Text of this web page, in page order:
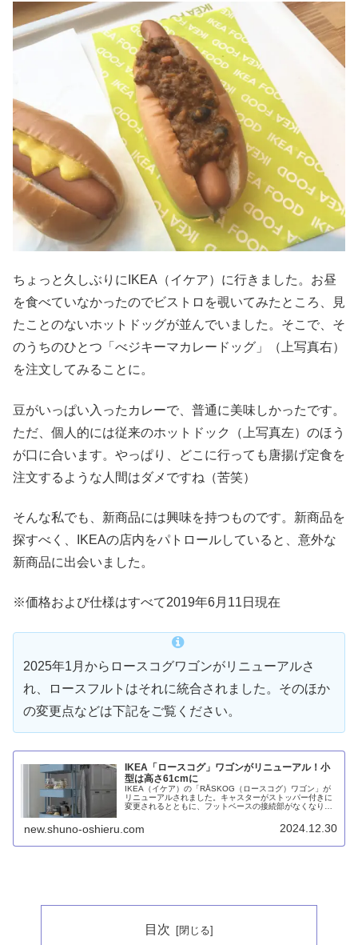
ちょっと久しぶりにIKEA（イケア）に行きました。お昼
を食べていなかったのでビストロを覗いてみたところ、見
たことのないホットドッグが並んでいました。そこで、そ
のうちのひとつ「べジキーマカレードッグ」（上写真右）
を注文してみることに。
豆がいっぱい入ったカレーで、普通に美味しかったです。
ただ、個人的には従来のホットドック（上写真左）のほう
が口に合います。やっぱり、どこに行っても唐揚げ定食を
注文するような人間はダメですね（苦笑）
そんな私でも、新商品には興味を持つものです。新商品を
探すべく、IKEAの店内をパトロールしていると、意外な
新商品に出会いました。
※価格および仕様はすべて2019年6月11日現在
2025年1月からロースコグワゴンがリニューアルさ
れ、ロースフルトはそれに統合されました。そのほか
の変更点などは下記をご覧ください。
IKEA「ロースコグ」ワゴンがリニューアル！小
型は高さ61cmに
IKEA（イケア）の「RÅSKOG（ロースコグ）ワゴン」が
リニューアルされました。キャスターがストッパー付きに
変更されるとともに、フットベースの接続部がなくなり単
トがロースフルトのスモールサイズに改名され、高さが
61cmになりました。
new.shuno-oshieru.com 2024.12.30
目次